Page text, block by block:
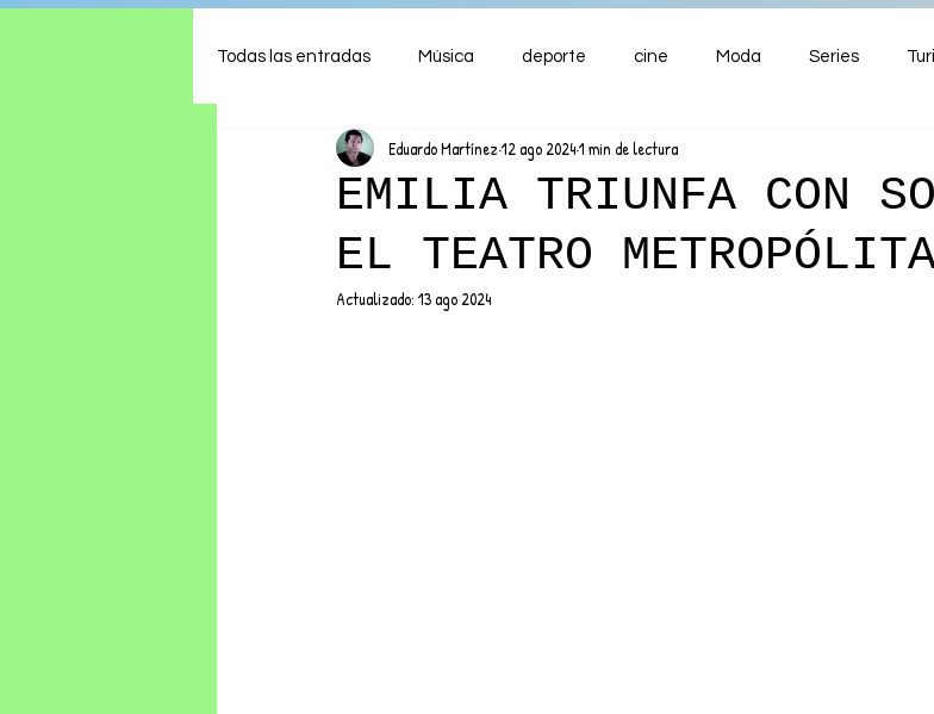
Todas las entradas Música deporte cine Moda Series
Shows Comida ENTRETENIMIENTO
Ambiente Hogar Finanzas
EMILIA TRIUNFA CON
EL TEATRO
Eduardo Martínez 12 ago 20241 min de lectura
Actualizado: 13 ago 2024